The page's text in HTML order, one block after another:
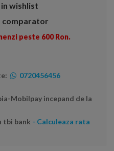
wishlist
comparator
peste 600 Ron.
0720456456
Mobilpay incepand de la
tbi bank - Calculeaza rata